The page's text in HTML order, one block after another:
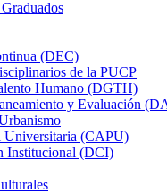
(DEC)
de la PUCP
Humano (DGTH)
y Evaluación
Universitaria (CAPU)
Institucional (DCI)